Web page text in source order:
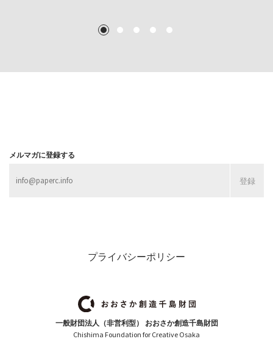
MORE
MORE
1 2 3 4 5
メルマガに登録する
プライバシーポリシー
一般財団法人（非営利型） おおさか創造千島財団
Chishima Foundation for Creative Osaka